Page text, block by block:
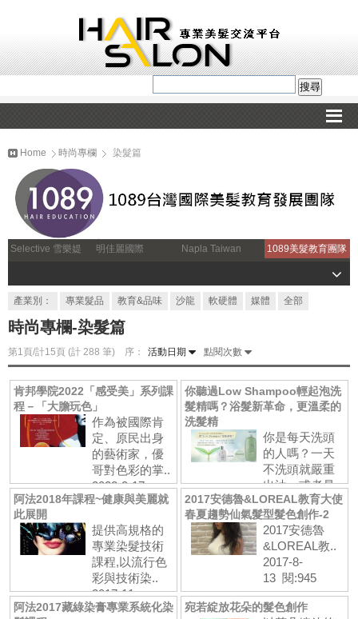
Home 時尚專欄 染髮篇
Selective 雪樂媞 明佳麗國際 Napla Taiwan 1089美髮教育團隊
產業別： 專業髮品 教育&品味 沙龍 軟硬體 媒體 全部
時尚專欄-染髮篇
第1頁/計15頁 (計 288 筆) 序： 活動日期 點閱次數
肯邦學院2022「感受美」系列課
程－「大膽玩色」
作為被國際肯
定、原民出身
的藝術家，優
哥對色彩的掌..
2022-2-17
你聽過Low Shampoo輕起泡洗
髮精嗎？浴髮新革命，更溫柔的
洗髮精
你是每天洗頭
的人嗎？一天
不洗頭就嚴重
出油，或者是..
2021-8-6
阿法2018年課程~健康與美麗就
此展開
提供高規格的
專業染髮技術
課程,以流行色
彩與技術染..
2017-11-
26 閱:108
2017安德魯&LOREAL教育大使
春夏趨勢仙氣髮型髮色創作-2
2017安德魯
&LOREAL教..
2017-8-
13 閱:945
阿法2017藏綠染膏專業系統化染
宛若綻放花朵的髮色創作